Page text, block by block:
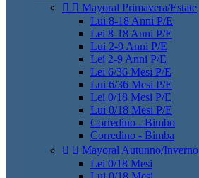
  Mayoral Primavera/Estate
Lui 8-18 Anni P/E
Lei 8-18 Anni P/E
Lui 2-9 Anni P/E
Lei 2-9 Anni P/E
Lei 6/36 Mesi P/E
Lui 6/36 Mesi P/E
Lei 0/18 Mesi P/E
Lui 0/18 Mesi P/E
Corredino - Bimbo
Corredino - Bimba
  Mayoral Autunno/Inverno
Lei 0/18 Mesi